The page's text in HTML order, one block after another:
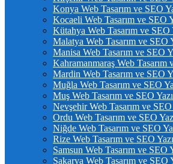
Konya Web Tasarım ve SEO
Kocaeli Web Tasarım ve SEO
Kütahya Web Tasarım ve SEO
Malatya Web Tasarım ve SEO
Manisa Web Tasarım ve SEO
Kahramanmaraş Web Tasarım
Mardin Web Tasarım ve SEO
Muğla Web Tasarım ve SEO
Muş Web Tasarım ve SEO
Nevşehir Web Tasarım ve SEO
Ordu Web Tasarım ve SEO
Niğde Web Tasarım ve SEO
Rize Web Tasarım ve SEO
Samsun Web Tasarım ve SEO
Sakarya Web Tasarım ve SEO